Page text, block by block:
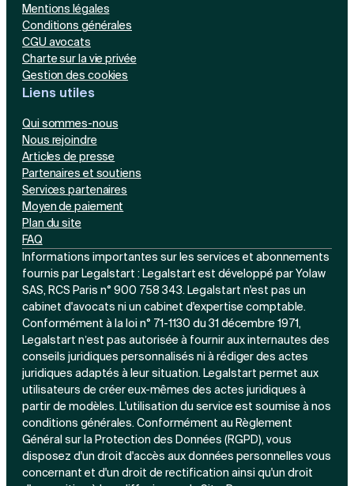
Mentions légales
Conditions générales
CGU avocats
Charte sur la vie privée
Gestion des cookies
Liens utiles
Qui sommes-nous
Nous rejoindre
Articles de presse
Partenaires et soutiens
Services partenaires
Moyen de paiement
Plan du site
FAQ
Informations importantes sur les services et abonnements
fournis par Legalstart : Legalstart est développé par Yolaw
SAS, RCS Paris n° 900 758 343. Legalstart n'est pas un
cabinet d'avocats ni un cabinet d'expertise comptable.
Conformément à la loi n° 71-1130 du 31 décembre 1971,
Legalstart n’est pas autorisée à fournir aux internautes des
conseils juridiques personnalisés ni à rédiger des actes
juridiques adaptés à leur situation. Legalstart permet aux
utilisateurs de créer eux-mêmes des actes juridiques à
partir de modèles. L'utilisation du service est soumise à nos
conditions générales. Conformément au Règlement
Général sur la Protection des Données (RGPD), vous
disposez d'un droit d'accès aux données personnelles vous
concernant et d'un droit de rectification ainsi qu'un droit